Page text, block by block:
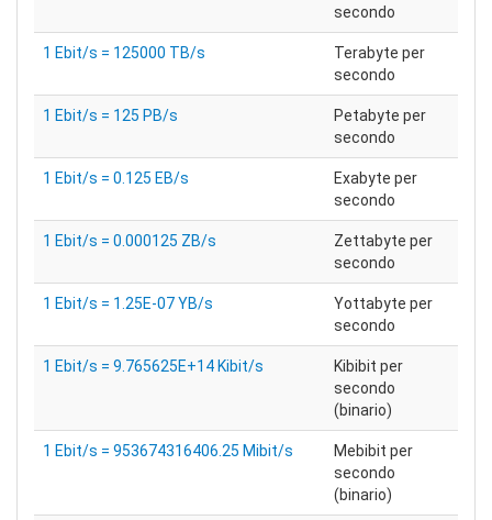
secondo
1 Ebit/s = 125000 TB/s
Terabyte per
secondo
1 Ebit/s = 125 PB/s
Petabyte per
secondo
1 Ebit/s = 0.125 EB/s
Exabyte per
secondo
1 Ebit/s = 0.000125 ZB/s
Zettabyte per
secondo
1 Ebit/s = 1.25E-07 YB/s
Yottabyte per
secondo
1 Ebit/s = 9.765625E+14 Kibit/s
Kibibit per
secondo
(binario)
1 Ebit/s = 953674316406.25 Mibit/s
Mebibit per
secondo
(binario)